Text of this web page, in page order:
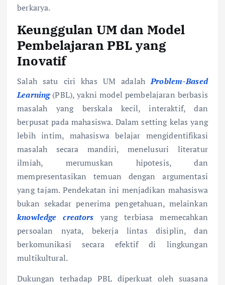
berkarya.
Keunggulan UM dan Model
Pembelajaran PBL yang
Inovatif
Salah satu ciri khas UM adalahProblem-Based
Learning(PBL), yakni model pembelajaran berbasis
masalah yang berskala kecil, interaktif, dan
berpusat pada mahasiswa. Dalam setting kelas yang
lebih intim, mahasiswa belajar mengidentifikasi
masalah secara mandiri, menelusuri literatur
ilmiah, merumuskan hipotesis, dan
mempresentasikan temuan dengan argumentasi
yang tajam. Pendekatan ini menjadikan mahasiswa
bukan sekadar penerima pengetahuan, melainkan
knowledge creators yang terbiasa memecahkan
persoalan nyata, bekerja lintas disiplin, dan
berkomunikasi secara efektif di lingkungan
multikultural.
Dukungan terhadap PBL diperkuat oleh suasana